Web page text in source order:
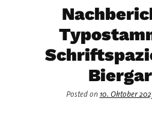
Posted on10. Oktober